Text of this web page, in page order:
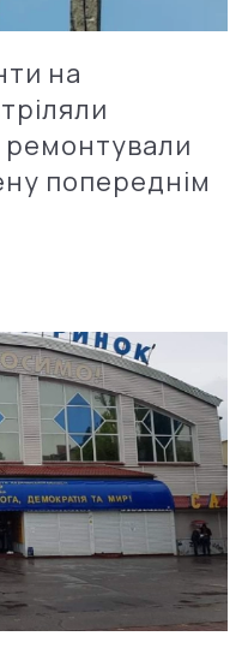
на
ремонтували
попереднім